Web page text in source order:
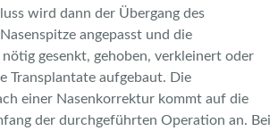
wird dann der Übergang des
angepasst und die
gesenkt, gehoben, verkleinert oder
Transplantate aufgebaut. Die
einer Nasenkorrektur kommt auf die
der durchgeführten Operation an. Bei